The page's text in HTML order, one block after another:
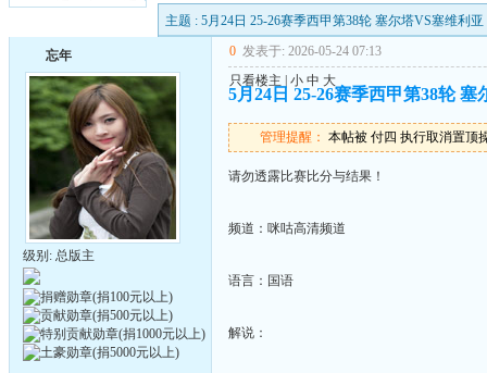
主题 : 5月24日 25-26赛季西甲第38轮 塞尔塔VS塞维利
忘年
级别: 总版主
0 发表于: 2026-05-24 07:13
只看楼主
小 中 大
5月24日 25-26赛季西甲第38轮
管理提醒： 本帖被 付四 执行取消置顶
请勿透露比赛比分与结果！
频道：咪咕高清频道
语言：国语
解说：